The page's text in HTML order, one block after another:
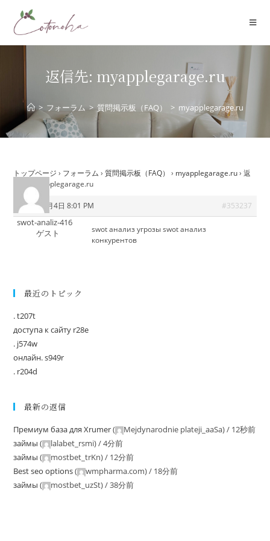
返信先: myapplegarage.ru
> フォーラム > 質問掲示板（FAQ） > myapplegarage.ru
トップページ › フォーラム › 質問掲示板（FAQ） › myapplegarage.ru › 返
信先: myapplegarage.ru
2025年9月4日 8:01 PM #353237
swot-analiz-416
ゲスト
swot анализ угрозыswot анализ
конкурентов
最近のトピック
. t207t
доступа к сайту r28e
. j574w
онлайн. s949r
. r204d
最新の返信
Премиум база для Xrumer( Mejdynarodnie plateji_aaSa) / 12秒前
займы ( lalabet_rsmi) /4分前
займы ( mostbet_trKn) / 12分前
Best seo options( wmpharma.com) / 18分前
займы ( mostbet_uzSt) /38分前